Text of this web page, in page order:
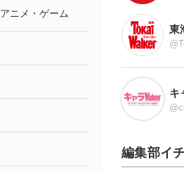
アニメ・ゲーム
東
キ
編集部イ